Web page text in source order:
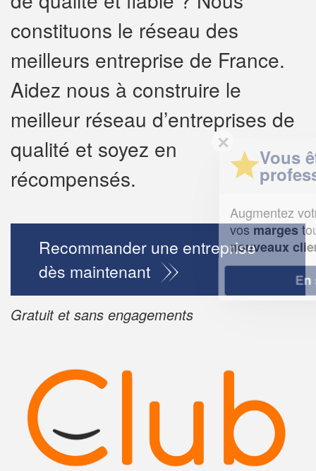
constituons le réseau des
meilleurs entreprise de France.
Aidez nous à construire le
meilleur réseau d’entreprises de
qualité et soyez en
récompensés.
Recommander une entreprise
dès maintenant
Gratuit et sans engagements
✕
Vous êtes un
professionnel ?
chiffre
vosmargestout en gagnant de
nouveaux clients!